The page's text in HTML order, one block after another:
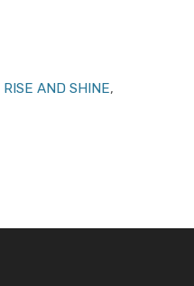
RISE AND SHINE,